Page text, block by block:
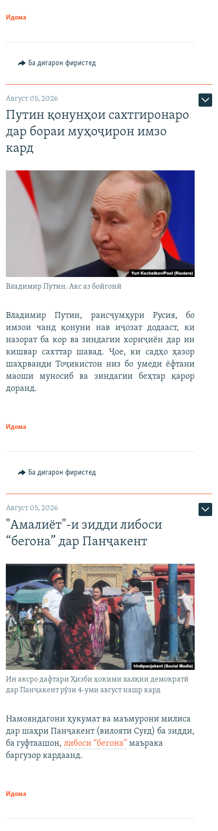
Идома
Ба дигарон фиристед
Август 05, 2026
Путин қонунҳои сахтгиронаро
дар бораи муҳоҷирон имзо
кард
Владимир Путин. Акс аз бойгонӣ
Владимир Путин, раисҷумҳури Русия, бо
имзои чанд қонуни нав иҷозат додааст, ки
назорат ба кор ва зиндагии хориҷиён дар ин
кишвар сахттар шавад. Ҷое, ки садҳо ҳазор
шаҳрванди Тоҷикистон низ бо умеди ёфтани
маоши муносиб ва зиндагии беҳтар қарор
доранд.
Идома
Ба дигарон фиристед
Август 05, 2026
"Амалиёт"-и зидди либоси
“бегона” дар Панҷакент
Ин аксро дафтари Ҳизби ҳокими халқии демократӣ
дар Панҷакент рӯзи 4-уми август нашр кард
Намояндагони ҳукумат ва маъмурони милиса
дар шаҳри Панҷакент (вилояти Суғд) ба зидди,
ба гуфтаашон, либоси “бегона” маърака
баргузор кардаанд.
Идома